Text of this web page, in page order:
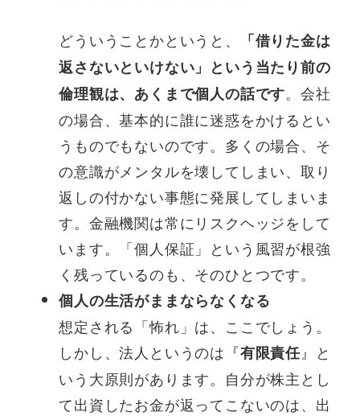
どういうことかというと、
「借りた金は
返さないといけない」という当たり前の
倫理観は、あくまで個人の話です。会社
の場合、基本的に誰に迷惑をかけるとい
うものでもないのです。多くの場合、そ
の意識がメンタルを壊してしまい、取り
返しの付かない事態に発展してしまいま
す。金融機関は常にリスクヘッジをして
います。「個人保証」という風習が根強
く残っているのも、そのひとつです。
個人の生活がままならなくなる
想定される「怖れ」は、ここでしょう。
しかし、法人というのは『有限責任』と
いう大原則があります。自分が株主とし
て出資したお金が返ってこないのは、出